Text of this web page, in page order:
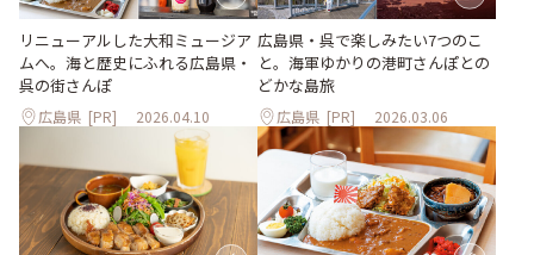
リニューアルした大和ミュージア
ムへ。海と歴史にふれる広島県・
呉の街さんぽ
広島県 [PR] 2026.04.10
広島県・呉で楽しみたい7つのこ
と。海軍ゆかりの港町さんぽとの
どかな島旅
広島県 [PR] 2026.03.06